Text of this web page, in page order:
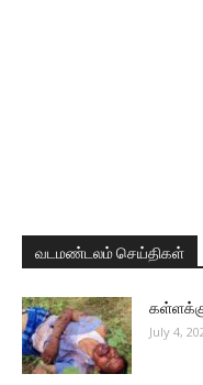
வடமண்டலம் செய்திகள்
July 4,